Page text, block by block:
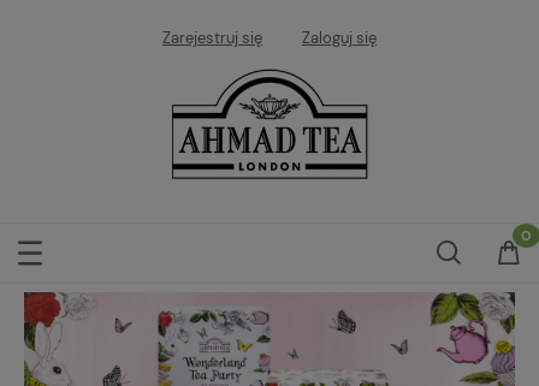
Zarejestruj się Zaloguj się